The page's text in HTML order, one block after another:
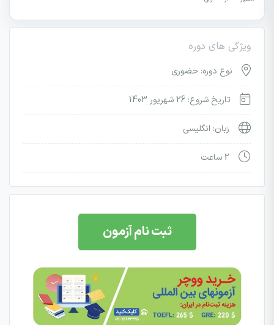
ویژگی های دوره
نوع دوره: حضوری
تاریخ شروع: 26 شهریور 1403
زبان: انگلیسی
2 ساعت
ثبت نام آزمون